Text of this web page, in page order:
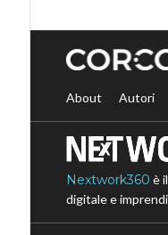
About Autori
Nextwork360 è
digitale e